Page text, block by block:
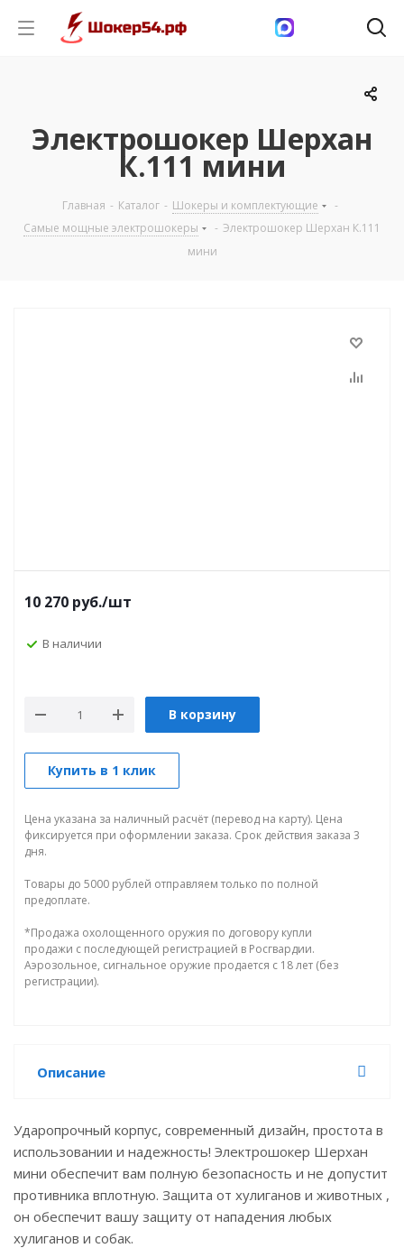
Электрошокер Шерхан
К.111 мини
Главная - Каталог - Шокеры и комплектующие
-
Самые мощные электрошокеры
- Электрошокер Шерхан К.111
мини
10 270 руб./шт
В наличии
В корзину
Купить в 1 клик
Цена указана за наличный расчёт (перевод на карту). Цена
фиксируется при оформлении заказа. Срок действия заказа 3
дня.
Товары до 5000 рублей отправляем только по полной
предоплате.
*Продажа охолощенного оружия по договору купли
продажи с последующей регистрацией в Росгвардии.
Аэрозольное, сигнальное оружие продается с 18 лет (без
регистрации).
Описание
Ударопрочный корпус, современный дизайн, простота в
использовании и надежность! Электрошокер Шерхан
мини обеспечит вам полную безопасность и не допустит
противника вплотную. Защита от хулиганов и животных ,
он обеспечит вашу защиту от нападения любых
хулиганов и собак.